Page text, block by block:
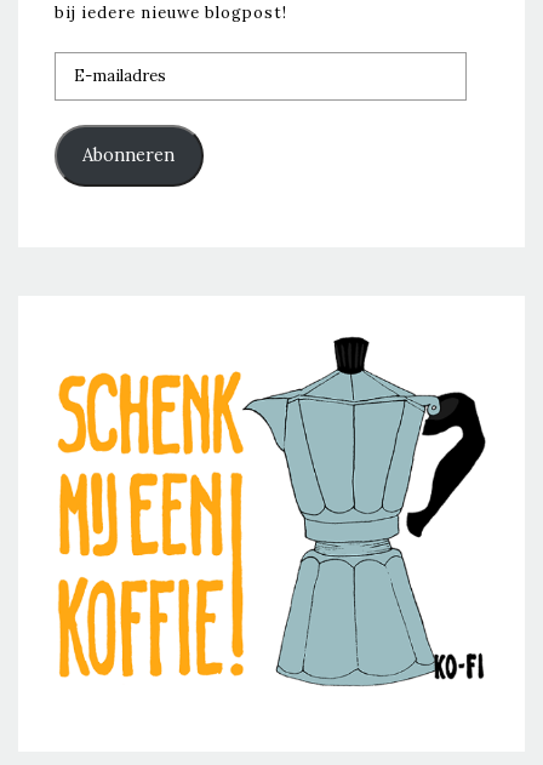
bij iedere nieuwe blogpost!
mailadres
Abonneren